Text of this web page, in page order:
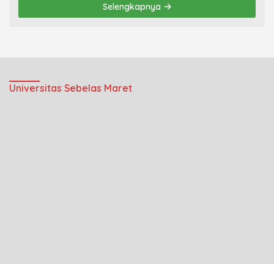
Selengkapnya
Universitas Sebelas Maret